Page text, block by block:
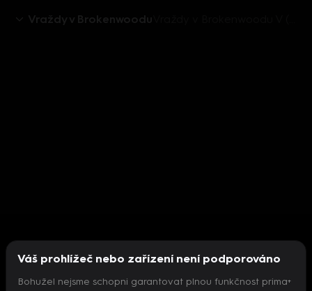
Vraždy v Brokenwoodu
Váš prohlížeč nebo zařízení není podporováno
Bohužel nejsme schopni garantovat plnou funkčnost prima+